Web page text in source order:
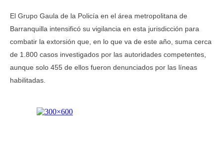
El Grupo Gaula de la Policía en el área metropolitana de
Barranquilla intensificó su vigilancia en esta jurisdicción para
combatir la extorsión que, en lo que va de este año, suma cerca
de 1.800 casos investigados por las autoridades competentes,
aunque solo 455 de ellos fueron denunciados por las líneas
habilitadas.